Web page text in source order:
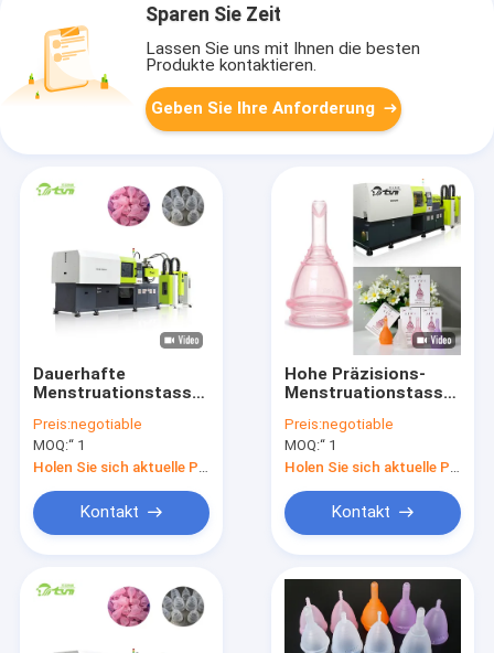
Sparen Sie Zeit
Lassen Sie uns mit Ihnen die besten
Produkte kontaktieren.
Geben Sie Ihre Anforderung
Dauerhafte
Menstruationstasse-
Kompressions-
Formteil-Maschine
Preis:negotiable
MOQ:“ 1
Kontakt
Hohe Präzisions-
Menstruationstasse-
harte Beanspruchung
bedienungsfreundlich
Preis:negotiable
MOQ:“ 1
Kontakt